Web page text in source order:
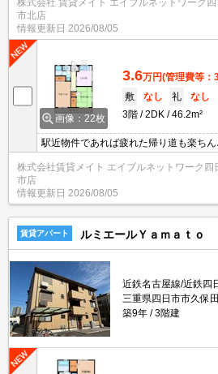
株式会社 賃貸メイト エイブルネットワーク四
市北店
情報更新日 2026/08/05
画像：22枚
3.6万円(管理費等：
敷
なし 礼
なし
3階
2DK 46.2m²
駅近物件であれば疲れた帰り道も楽ちん
が少ないので気になる生活音が軽減さ
株式会社賃貸メイト エイブルネットワーク四
市店
情報更新日 2026/08/05
賃貸アパート ルミエールＹａｍａｔｏ
近鉄名古屋線/近鉄四
三重県四日市市久保
築9年
3階建